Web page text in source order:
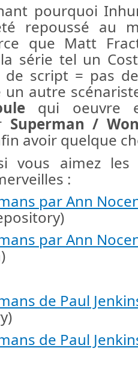
pourquoi
repoussé au
que Matt
série tel un
de script = pas
un autre
qui oeuvre
Superman /
avoir quelque
vous aimez les
:
par Ann
par Ann
de Paul
de Paul